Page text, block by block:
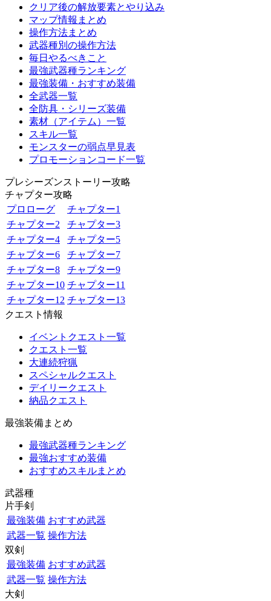
クリア後の解放要素とやり込み
マップ情報まとめ
操作方法まとめ
武器種別の操作方法
毎日やるべきこと
最強武器種ランキング
最強装備・おすすめ装備
全武器一覧
全防具・シリーズ装備
素材（アイテム）一覧
スキル一覧
モンスターの弱点早見表
プロモーションコード一覧
プレシーズンストーリー攻略
チャプター攻略
プロローグ
チャプター1
チャプター2
チャプター3
チャプター4
チャプター5
チャプター6
チャプター7
チャプター8
チャプター9
チャプター10 チャプター11
チャプター12 チャプター13
クエスト情報
イベントクエスト一覧
クエスト一覧
大連続狩猟
スペシャルクエスト
デイリークエスト
納品クエスト
最強装備まとめ
最強武器種ランキング
最強おすすめ装備
おすすめスキルまとめ
武器種
片手剣
最強装備 おすすめ武器
武器一覧 操作方法
双剣
最強装備 おすすめ武器
武器一覧 操作方法
大剣